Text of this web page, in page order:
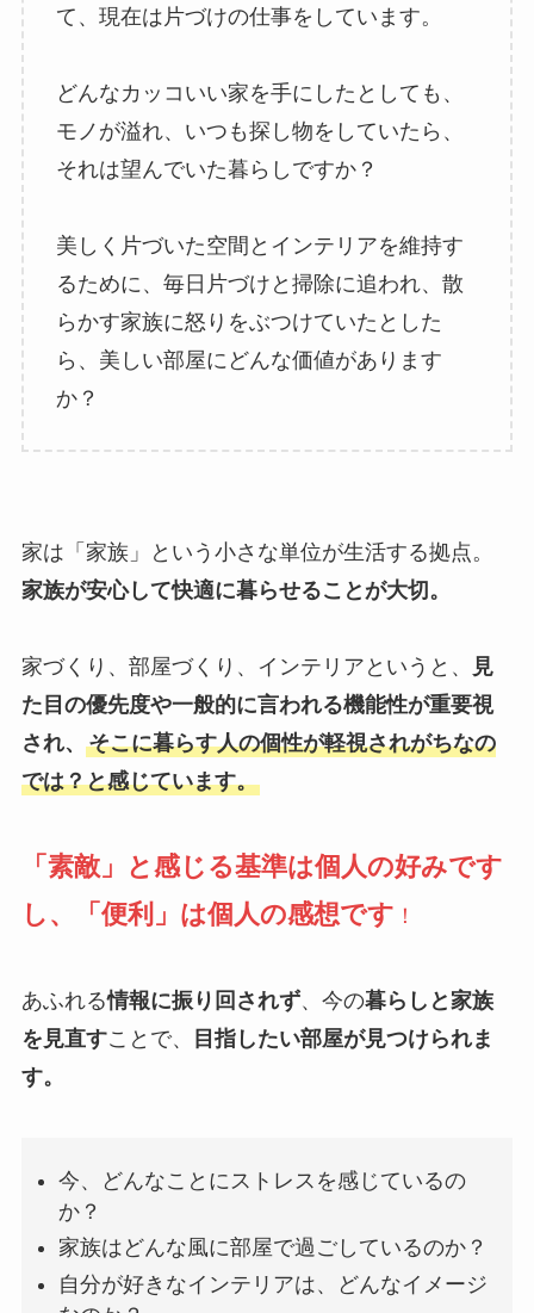
て、現在は片づけの仕事をしています。
どんなカッコいい家を手にしたとしても、
モノが溢れ、いつも探し物をしていたら、
それは望んでいた暮らしですか？
美しく片づいた空間とインテリアを維持す
るために、毎日片づけと掃除に追われ、散
らかす家族に怒りをぶつけていたとした
ら、美しい部屋にどんな価値があります
か？
家は「家族」という小さな単位が生活する拠点。
家族が安心して快適に暮らせることが大切。
家づくり、部屋づくり、インテリアというと、
見
た目の優先度や一般的に言われる機能性が重要視
され、 そこに暮らす人の個性が軽視されがちなの
では？と感じています。
「素敵」と感じる基準は個人の好みです
し、「便利」は個人の感想です ！
あふれる情報に振り回されず、今の暮らしと家族
を見直すことで、
目指したい部屋が見つけられま
す。
今、どんなことにストレスを感じているの
か？
家族はどんな風に部屋で過ごしているのか？
自分が好きなインテリアは、どんなイメージ